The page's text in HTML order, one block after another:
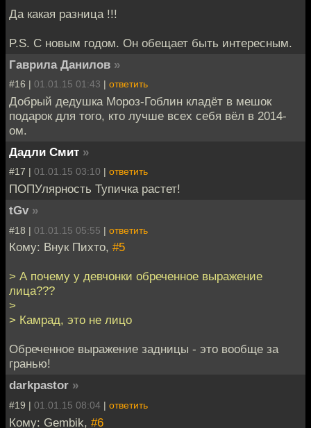
Да какая разница !!!
P.S. С новым годом. Он обещает быть интересным.
Гаврила Данилов »
#16 | 01.01.15 01:43 | ответить
Добрый дедушка Мороз-Гоблин кладёт в мешок
подарок для того, кто лучше всех себя вёл в 2014-
ом.
Дадли Смит »
#17 | 01.01.15 03:10 | ответить
ПОПУлярность Тупичка растет!
tGv »
#18 | 01.01.15 05:55 | ответить
Кому: Внук Пихто, #5
> А почему у девчонки обреченное выражение
лица???
>
> Камрад, это не лицо
Обреченное выражение задницы - это вообще за
гранью!
darkpastor »
#19 | 01.01.15 08:04 | ответить
Кому: Gembik, #6